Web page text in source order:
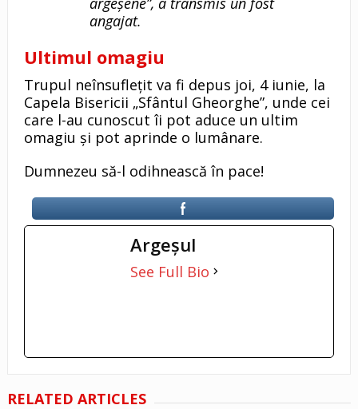
angajat.
Ultimul omagiu
Trupul neînsuflețit va fi depus joi, 4 iunie, la
Capela Bisericii „Sfântul Gheorghe”, unde cei
care l-au cunoscut îi pot aduce un ultim
omagiu și pot aprinde o lumânare.
Dumnezeu să-l odihnească în pace!
Argeşul
See Full Bio
RELATED ARTICLES